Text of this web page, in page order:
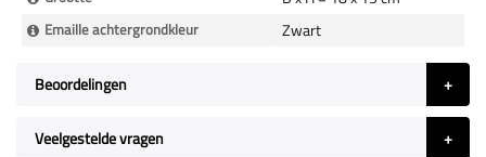
Emaille achtergrondkleur Zwart
Beoordelingen
Veelgestelde vragen